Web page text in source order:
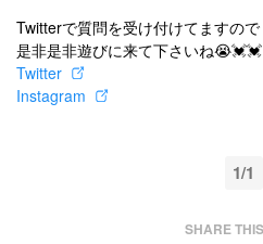
Twitterで質問を受け付けてますので
是非是非遊びに来て下さいね😭💓💓
Twitter
Instagram
1/1
SHARE